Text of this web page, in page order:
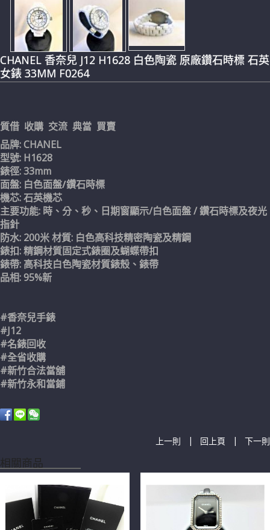
CHANEL 香奈兒 J12 H1628 白色陶瓷 原廠鑽石時標 石英
女錶 33MM F0264
質借 收購 交流 典當 買賣
品牌: CHANEL
型號: H1628
錶徑: 33mm
面盤: 白色面盤/鑽石時標
機芯: 石英機芯
主要功能: 時、分、秒、日期窗顯示/白色面盤 / 鑽石時標及夜光
指針
防水: 200米 材質: 白色高科技精密陶瓷及精鋼
錶扣: 精鋼材質固定式錶圈及蝴蝶帶扣
錶帶: 高科技白色陶瓷材質錶殼、錶帶
品相: 95%新
#香奈兒手錶
#J12
#名錶回收
#全省收購
#新竹合法當舖
#新竹永和當鋪
上一則 | 回上頁 | 下一則
相關商品